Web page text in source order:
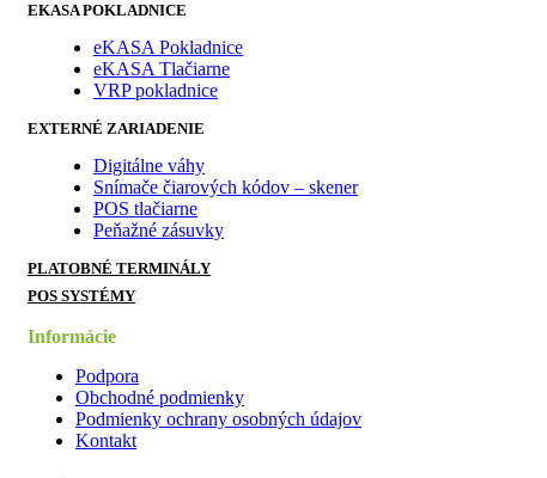
EKASA POKLADNICE
eKASA Pokladnice
eKASA Tlačiarne
VRP pokladnice
EXTERNÉ ZARIADENIE
Digitálne váhy
Snímače čiarových kódov – skener
POS tlačiarne
Peňažné zásuvky
PLATOBNÉ TERMINÁLY
POS SYSTÉMY
Informácie
Podpora
Obchodné podmienky
Podmienky ochrany osobných údajov
Kontakt